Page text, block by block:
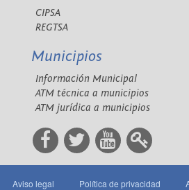
CIPSA
REGTSA
Municipios
Información Municipal
ATM técnica a municipios
ATM jurídica a municipios
Aviso legal Política de privacidad